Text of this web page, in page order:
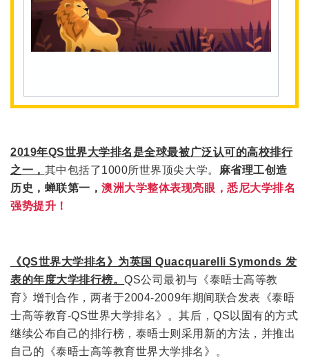
2019年QS世界大学排名是全球最被广泛认可的高校排行
之一， 其中包括了1000所世界顶尖大学。 麻省理工创造
历史，蝉联第一，澳洲大学整体表现亮眼，悉尼大学排名
强势提升！
《QS世界大学排名》为英国 Quacquarelli Symonds 发
表的年度大学排行榜。QS公司最初与《泰晤士高等教
育》增刊合作，两者于2004-2009年期间联合发表《泰晤
士高等教育-QS世界大学排名》。其后，QS以固有的方式
继续公布自己的排行榜，泰晤士则采用新的方法，并推出
自己的《泰晤士高等教育世界大学排名》。